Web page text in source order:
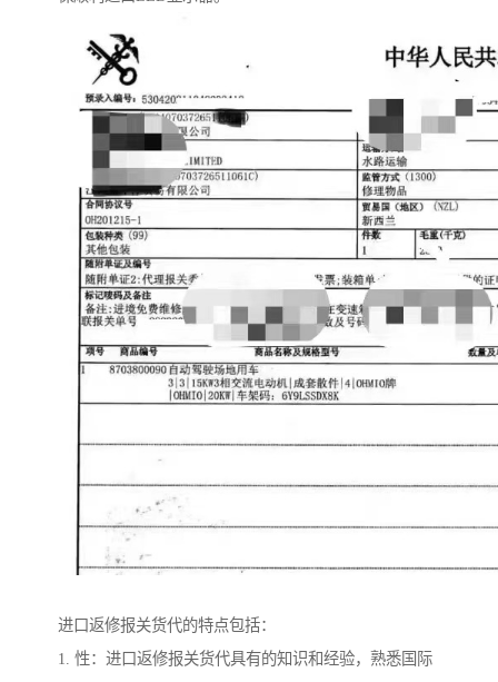
进口返修报关货代的特点包括：
1. 性：进口返修报关货代具有的知识和经验，熟悉国际